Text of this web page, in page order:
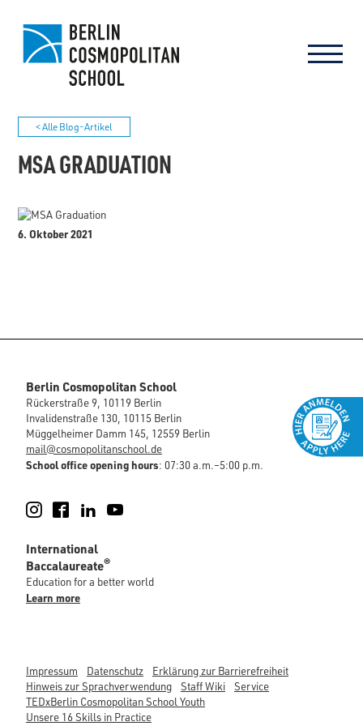
< Alle Blog-Artikel
MSA GRADUATION
6. Oktober 2021
Berlin Cosmopolitan School
Rückerstraße 9, 10119 Berlin
Invalidenstraße 130, 10115 Berlin
Müggelheimer Damm 145, 12559 Berlin
mail@cosmopolitanschool.de
School office opening hours: 07:30 a.m.–5:00 p.m.
Instagram
FacebookLinkedIn
International
Baccalaureate®
Education for a better world
Learn more
Impressum Datenschutz
Erklärung zur Barrierefreiheit
Hinweis zur Sprachverwendung
Staff Wiki
Service
TEDxBerlin Cosmopolitan School Youth
Unsere 16 Skills in Practice